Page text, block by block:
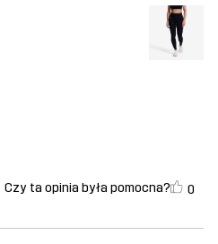
Czy ta opinia była pomocna? 0